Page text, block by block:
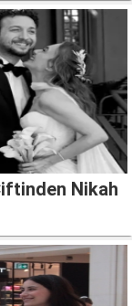
Nikah